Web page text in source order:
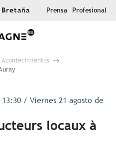
Prensa Profesional
Acontecimientos
/ Viernes 21 agosto de
locaux à